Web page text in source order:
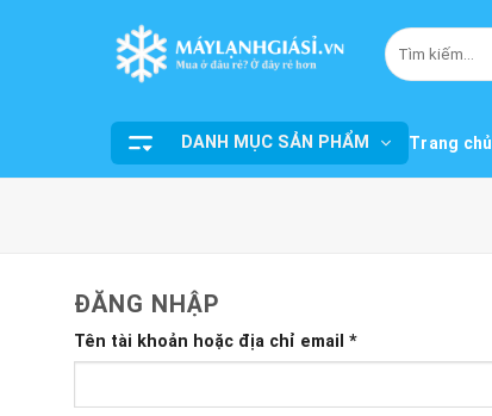
Tìm
kiếm:
DANH MỤC SẢN PHẨM Trang chủ
ĐĂNG NHẬP
Tên tài khoản hoặc địa chỉ email *Bắt
buộc